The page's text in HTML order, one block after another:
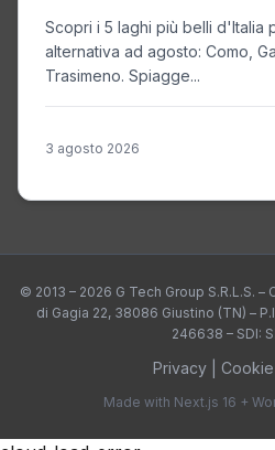
Scopri i 5 laghi più belli d'Italia
alternativa ad agosto: Como,
Trasimeno. Spiagge...
3 agosto 2026
© 2013 – 2026 G Tech Group S.R.L.S. –
di Gagia 22, 38086 Giustino (TN) –
246638 – SDI:
Privacy Cookie
Made with Next.js 16 +